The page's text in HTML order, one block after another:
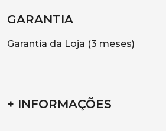
GARANTIA
Garantia da Loja (3 meses)
+ INFORMAÇÕES